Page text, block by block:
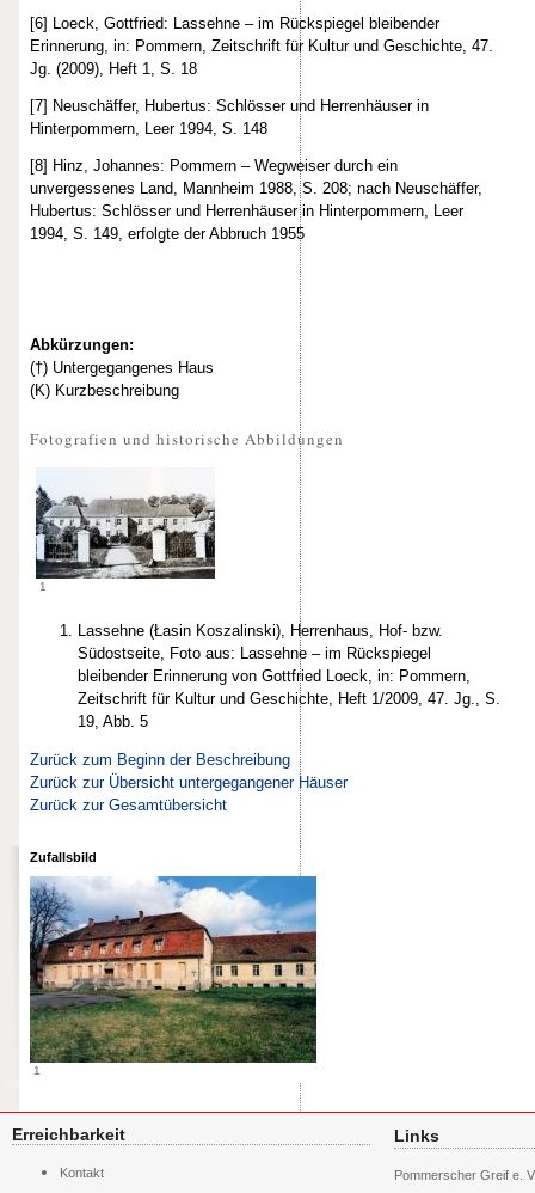
[6] Loeck, Gottfried: Lassehne – im Rückspiegel bleibender
Erinnerung, in: Pommern, Zeitschrift für Kultur und Geschichte, 47.
Jg. (2009), Heft 1, S. 18
[7] Neuschäffer, Hubertus: Schlösser und Herrenhäuser in
Hinterpommern, Leer 1994, S. 148
[8] Hinz, Johannes: Pommern – Wegweiser durch ein
unvergessenes Land, Mannheim 1988, S. 208; nach Neuschäffer,
Hubertus: Schlösser und Herrenhäuser in Hinterpommern, Leer
1994, S. 149, erfolgte der Abbruch 1955
Abkürzungen:
(†) Untergegangenes Haus
(K) Kurzbeschreibung
Fotografien und historische Abbildungen
1
Lassehne (Łasin Koszalinski), Herrenhaus, Hof- bzw.
Südostseite, Foto aus: Lassehne – im Rückspiegel
bleibender Erinnerung von Gottfried Loeck, in: Pommern,
Zeitschrift für Kultur und Geschichte, Heft 1/2009, 47. Jg., S.
19, Abb. 5
Zurück zum Beginn der Beschreibung
Zurück zur Übersicht untergegangener Häuser
Zurück zur Gesamtübersicht
Zufallsbild
1
Erreichbarkeit
NavigationKontakt
Links
Pommerscher Greif e.